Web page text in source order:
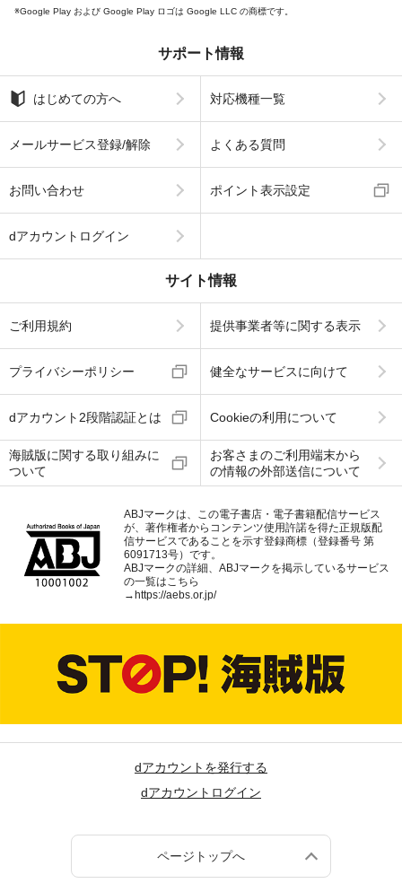
Google Play および Google Play ロゴは Google LLC の商標です。
サポート情報
はじめての方へ 対応機種一覧
メールサービス登録/解除 よくある質問
お問い合わせ ポイント表示設定
dアカウントログイン
サイト情報
ご利用規約 提供事業者等に関する表示
プライバシーポリシー 健全なサービスに向けて
dアカウント2段階認証とは Cookieの利用について
海賊版に関する取り組みに
ついて
お客さまのご利用端末から
の情報の外部送信について
ABJマークは、この電子書店・電子書籍配信サービス
が、著作権者からコンテンツ使用許諾を得た正規版配
信サービスであることを示す登録商標（登録番号 第
6091713号）です。
ABJマークの詳細、ABJマークを掲示しているサービス
の一覧はこちら
→ https://aebs.or.jp/
dアカウントを発行する
dアカウントログイン
ページトップへ